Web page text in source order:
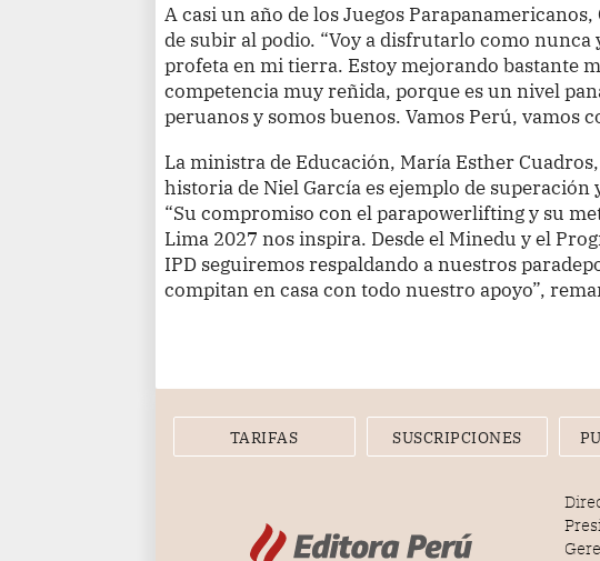
A casi un año de los Juegos
de subir al podio. “Voy a disfrutarlo como nunca
profeta en mi tierra. Estoy mejorando bastante
competencia muy reñida, porque es un nivel
peruanos y somos buenos. Vamos Perú, vamos
La ministra de Educación, María Esther
historia de Niel García es ejemplo de superación
“Su compromiso con el parapowerlifting y su
Lima 2027 nos inspira. Desde el Minedu y el
IPD seguiremos respaldando a nuestros
compitan en casa con todo nuestro apoyo”,
TARIFAS SUSCRIPCIONES